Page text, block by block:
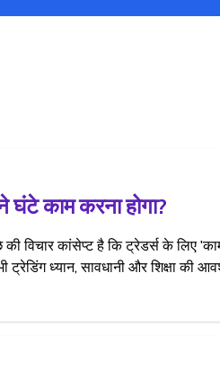
घंटे काम करना होगा?
विचार कांसेप्ट है कि ट्रेडर्स के लिए
ट्रेडिंग ध्यान, सावधानी और शिक्षा की